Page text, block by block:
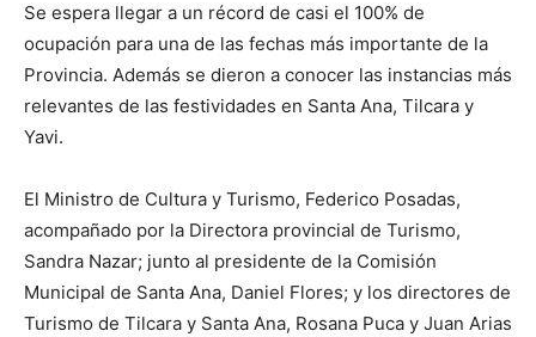
Se espera llegar a un récord de casi el 100% de
ocupación para una de las fechas más importante de la
Provincia. Además se dieron a conocer las instancias más
relevantes de las festividades en Santa Ana, Tilcara y
Yavi.
El Ministro de Cultura y Turismo, Federico Posadas,
acompañado por la Directora provincial de Turismo,
Sandra Nazar; junto al presidente de la Comisión
Municipal de Santa Ana, Daniel Flores; y los directores de
Turismo de Tilcara y Santa Ana, Rosana Puca y Juan Arias